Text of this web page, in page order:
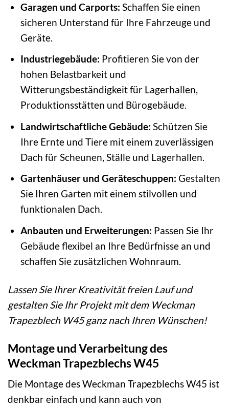
Garagen und Carports: Schaffen Sie einen
sicheren Unterstand für Ihre Fahrzeuge und
Geräte.
Industriegebäude: Profitieren Sie von der
hohen Belastbarkeit und
Witterungsbeständigkeit für Lagerhallen,
Produktionsstätten und Bürogebäude.
Landwirtschaftliche Gebäude: Schützen Sie
Ihre Ernte und Tiere mit einem zuverlässigen
Dach für Scheunen, Ställe und Lagerhallen.
Gartenhäuser und Geräteschuppen: Gestalten
Sie Ihren Garten mit einem stilvollen und
funktionalen Dach.
Anbauten und Erweiterungen: Passen Sie Ihr
Gebäude flexibel an Ihre Bedürfnisse an und
schaffen Sie zusätzlichen Wohnraum.
Lassen Sie Ihrer Kreativität freien Lauf und
gestalten Sie Ihr Projekt mit dem Weckman
Trapezblech W45 ganz nach Ihren Wünschen!
Montage und Verarbeitung des
Weckman Trapezblechs W45
Die Montage des Weckman Trapezblechs W45 ist
denkbar einfach und kann auch von